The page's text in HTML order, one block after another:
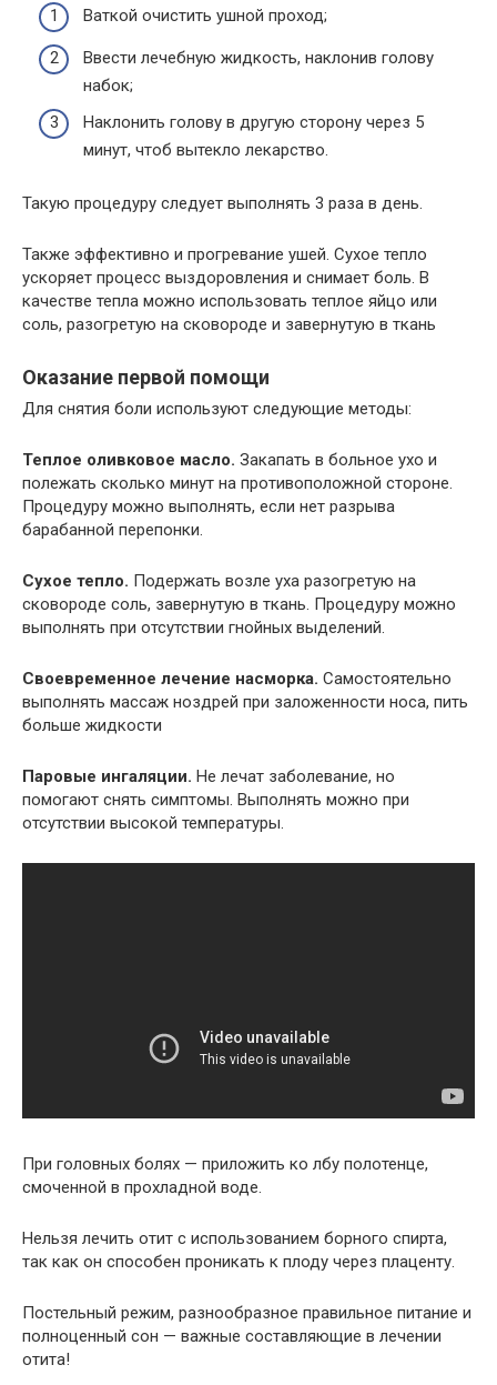
Ваткой очистить ушной проход;
Ввести лечебную жидкость, наклонив голову
набок;
Наклонить голову в другую сторону через 5
минут, чтоб вытекло лекарство.
Такую процедуру следует выполнять 3 раза в день.
Также эффективно и прогревание ушей. Сухое тепло
ускоряет процесс выздоровления и снимает боль. В
качестве тепла можно использовать теплое яйцо или
соль, разогретую на сковороде и завернутую в ткань
Оказание первой помощи
Для снятия боли используют следующие методы:
Теплое оливковое масло. Закапать в больное ухо и
полежать сколько минут на противоположной стороне.
Процедуру можно выполнять, если нет разрыва
барабанной перепонки.
Сухое тепло. Подержать возле уха разогретую на
сковороде соль, завернутую в ткань. Процедуру можно
выполнять при отсутствии гнойных выделений.
Своевременное лечение насморка. Самостоятельно
выполнять массаж ноздрей при заложенности носа, пить
больше жидкости
Паровые ингаляции. Не лечат заболевание, но
помогают снять симптомы. Выполнять можно при
отсутствии высокой температуры.
При головных болях — приложить ко лбу полотенце,
смоченной в прохладной воде.
Нельзя лечить отит с использованием борного спирта,
так как он способен проникать к плоду через плаценту.
Постельный режим, разнообразное правильное питание и
полноценный сон — важные составляющие в лечении
отита!